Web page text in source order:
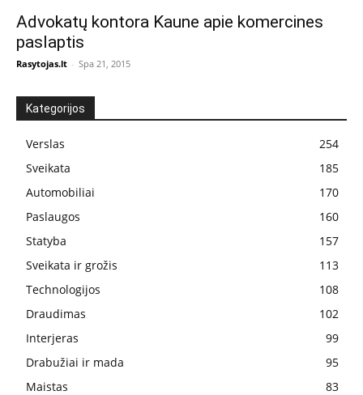
Advokatų kontora Kaune apie komercines
paslaptis
Rasytojas.lt - Spa 21, 2015
Kategorijos
Verslas
254
Sveikata
185
Automobiliai
170
Paslaugos
160
Statyba
157
Sveikata ir grožis
113
Technologijos
108
Draudimas
102
Interjeras
99
Drabužiai ir mada
95
Maistas
83